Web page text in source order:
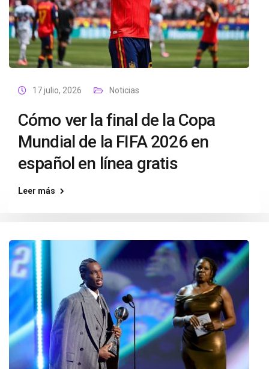
17 julio, 2026 Noticias
Cómo ver la final de la Copa
Mundial de la FIFA 2026 en
español en línea gratis
Leer más